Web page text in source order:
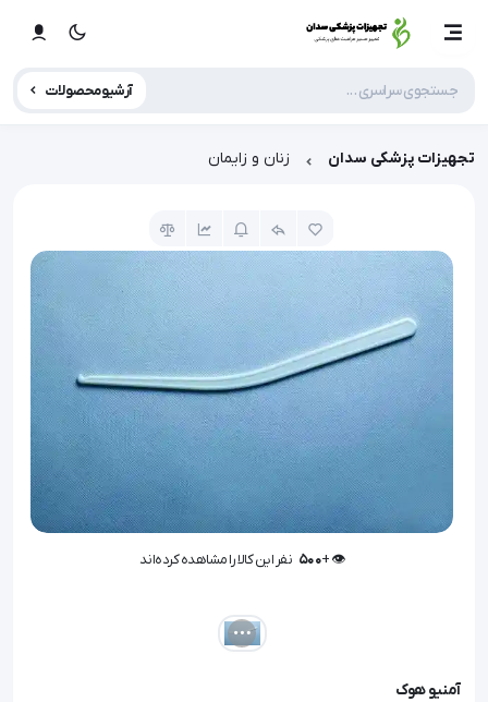
آرشیو محصولات
تجهیزات پزشکی سدان زنان و زایمان
👁️ +
500 نفر این کالا را مشاهده کرده‌اند
آمنیو هوک